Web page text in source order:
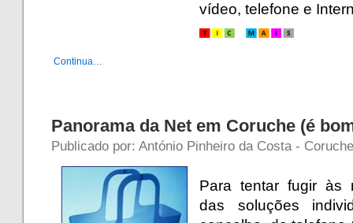
vídeo, telefone e
Continua…
Panorama da Net em Coruche (é
Publicado por: António Pinheiro da Costa -
Para tentar fugir às
das soluções